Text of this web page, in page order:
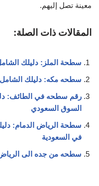
معينة تصل إليهم.
المقالات ذات الصلة:
سطحة الملز: دليلك
سطحه مكه: دليلك الشامل
رقم سطحه في الطائف:
السوق السعودي
سطحة الرياض الدمام:
في السعودية
سطحه من جده الى الرياض: